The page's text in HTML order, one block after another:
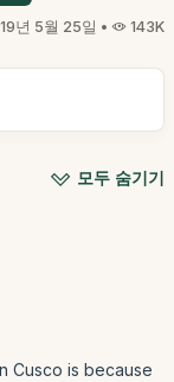
년 5월 25일 • 143K
모두 숨기기
Cusco is because